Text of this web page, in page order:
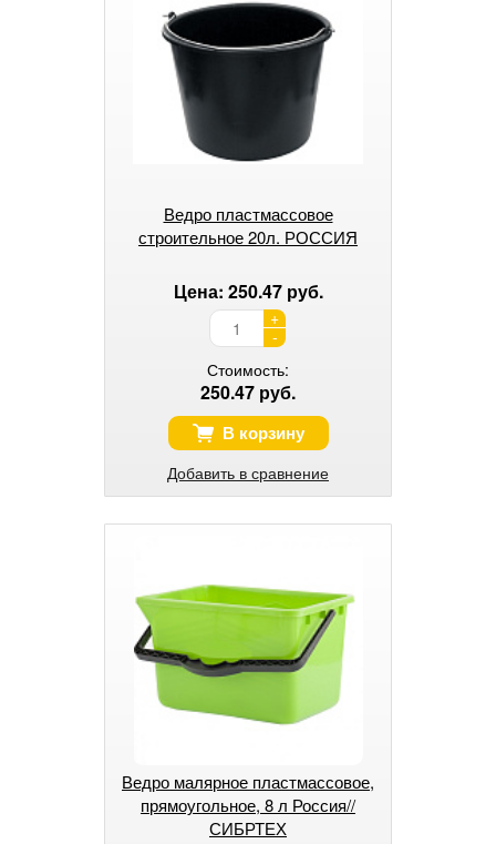
Ведро пластмассовое
строительное 20л. РОССИЯ
Цена: 250.47 руб.
+
-
Стоимость:
250.47 руб.
В корзину
Добавить в сравнение
Ведро малярное пластмассовое,
прямоугольное, 8 л Россия//
СИБРТЕХ